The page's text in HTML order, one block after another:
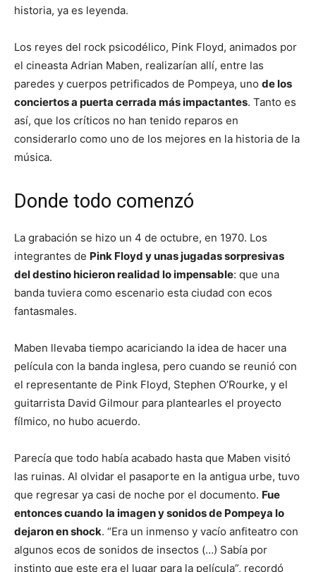
historia, ya es leyenda.
Los reyes del rock psicodélico, Pink Floyd, animados por
el cineasta Adrian Maben, realizarían allí, entre las
paredes y cuerpos petrificados de Pompeya, uno de los
conciertos a puerta cerrada más impactantes. Tanto es
así, que los críticos no han tenido reparos en
considerarlo como uno de los mejores en la historia de la
música.
Donde todo comenzó
La grabación se hizo un 4 de octubre, en 1970. Los
integrantes de Pink Floyd y unas jugadas sorpresivas
del destino hicieron realidad lo impensable: que una
banda tuviera como escenario esta ciudad con ecos
fantasmales.
Maben llevaba tiempo acariciando la idea de hacer una
película con la banda inglesa, pero cuando se reunió con
el representante de Pink Floyd, Stephen O’Rourke, y el
guitarrista David Gilmour para plantearles el proyecto
fílmico, no hubo acuerdo.
Parecía que todo había acabado hasta que Maben visitó
las ruinas. Al olvidar el pasaporte en la antigua urbe, tuvo
que regresar ya casi de noche por el documento. Fue
entonces cuando la imagen y sonidos de Pompeya lo
dejaron en shock. “Era un inmenso y vacío anfiteatro con
algunos ecos de sonidos de insectos (…) Sabía por
instinto que este era el lugar para la película”, recordó